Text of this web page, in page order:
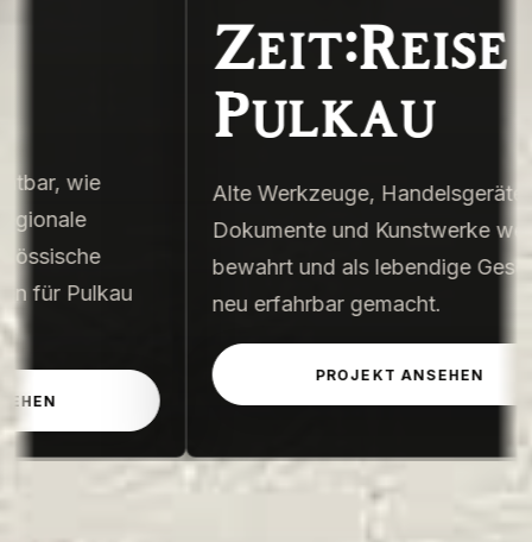
wie
Zeit:Reise
Pulkau
Alte Werkzeuge, Handelsgeräte,
Dokumente und Kunstwerke werden
bewahrt und als lebendige Geschichte
neu erfahrbar gemacht.
PROJEKT ANSEHEN